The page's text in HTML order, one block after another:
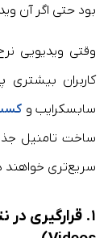
بود حتی اگر آن
وقتی ویدیویی
کاربران
سابسکرایب و
ساخت تامنیل
سریع‌تری